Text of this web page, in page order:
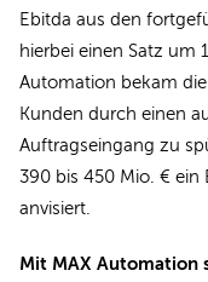
Ebitda aus den
hierbei einen Satz um
Automation bekam
Kunden durch einen
Auftragseingang zu
390 bis 450 Mio. € ein
anvisiert.
Mit MAX Automation